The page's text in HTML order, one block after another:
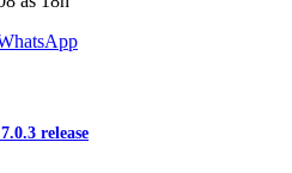
release